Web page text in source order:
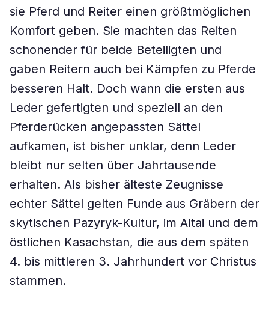
sie Pferd und Reiter einen größtmöglichen
Komfort geben. Sie machten das Reiten
schonender für beide Beteiligten und
gaben Reitern auch bei Kämpfen zu Pferde
besseren Halt. Doch wann die ersten aus
Leder gefertigten und speziell an den
Pferderücken angepassten Sättel
aufkamen, ist bisher unklar, denn Leder
bleibt nur selten über Jahrtausende
erhalten. Als bisher älteste Zeugnisse
echter Sättel gelten Funde aus Gräbern der
skytischen Pazyryk-Kultur, im Altai und dem
östlichen Kasachstan, die aus dem späten
4. bis mittleren 3. Jahrhundert vor Christus
stammen.